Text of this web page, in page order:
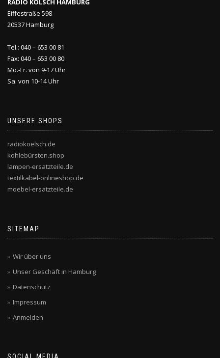
RADIO KÖLSCH HAMBURG
Eiffestraße 598
20537 Hamburg
Tel.: 040 – 653 00 81
Fax: 040 – 653 00 80
Mo.-Fr. von 9-17 Uhr
Sa. von 10-14 Uhr
UNSERE SHOPS
radiokoelsch.de
kohlebürsten.shop
lampen-ersatzteile.de
textilkabel-onlineshop.de
moebel-ersatzteile.de
SITEMAP
Wir über uns
Unser Geschäft in Hamburg
Datenschutz
Impressum
Anmelden